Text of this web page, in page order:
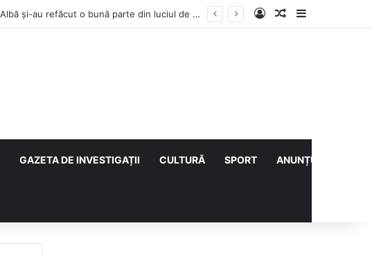
ULTIMA ORĂ | Pompierii au intrat pe fereastră într-un apartament din Micro XIV. O bătrână a fost găsită căzută în bucătărie (VIDEO) Log InArticol aleatoriu
Sidebar
GAZETA DE INVESTIGAȚII CULTURĂ SPORT ANUNȚURI